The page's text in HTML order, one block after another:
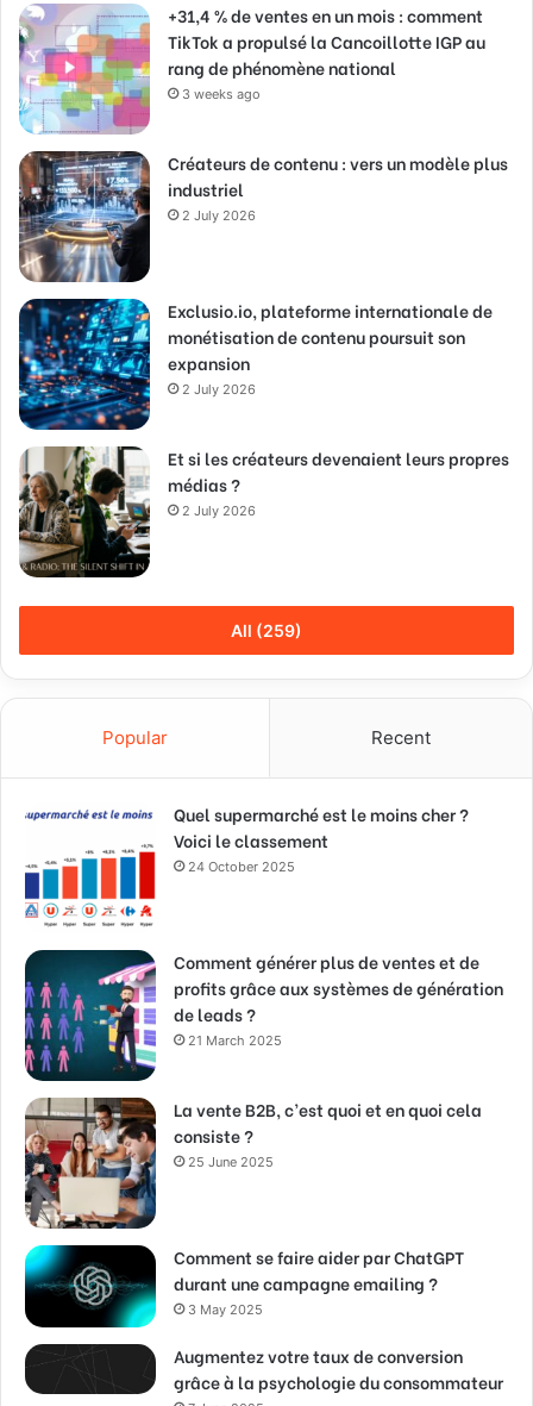
+31,4 % de ventes en un mois : comment
TikTok a propulsé la Cancoillotte IGP au
rang de phénomène national
3 weeks ago
Créateurs de contenu : vers un modèle plus
industriel
2 July 2026
Exclusio.io, plateforme internationale de
monétisation de contenu poursuit son
expansion
2 July 2026
Et si les créateurs devenaient leurs propres
médias ?
2 July 2026
All (259)
Popular Recent
Quel supermarché est le moins cher ?
Voici le classement
24 October 2025
Comment générer plus de ventes et de
profits grâce aux systèmes de génération
de leads ?
21 March 2025
La vente B2B, c’est quoi et en quoi cela
consiste ?
25 June 2025
Comment se faire aider par ChatGPT
durant une campagne emailing ?
3 May 2025
Augmentez votre taux de conversion
grâce à la psychologie du consommateur